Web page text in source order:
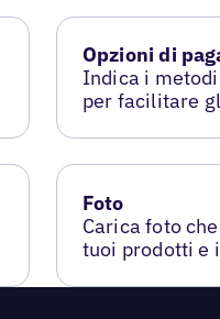
Opzioni di
Indica i
per facilitare
Foto
Carica foto
tuoi prodotti e